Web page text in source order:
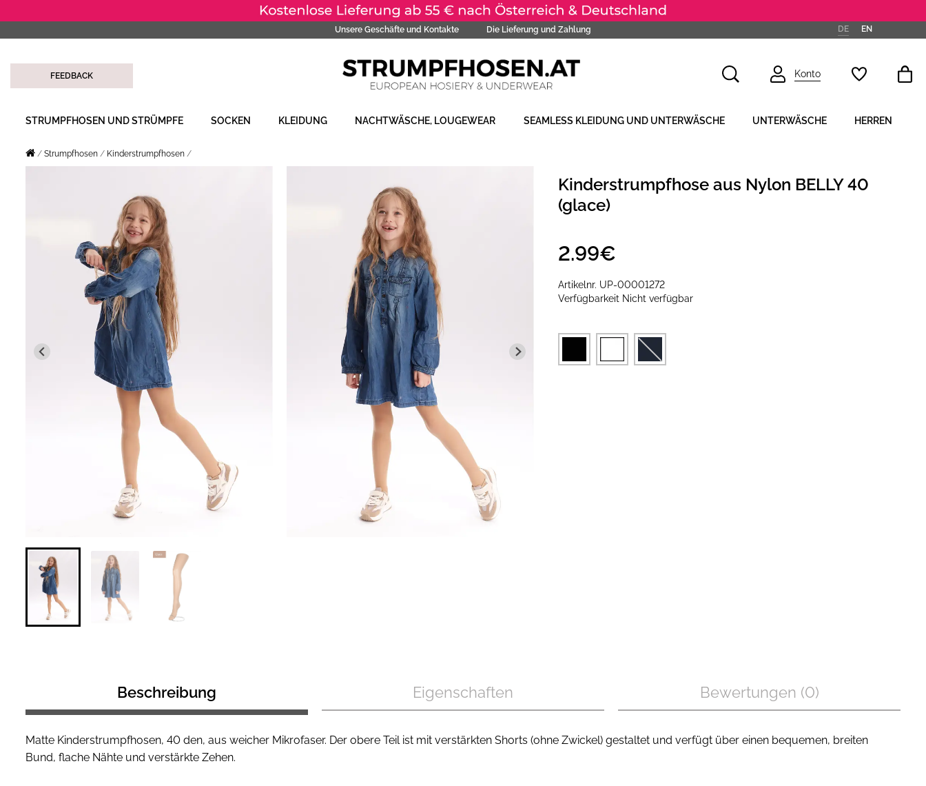
Unsere Geschäfte und Kontakte Die Lieferung und Zahlung DE EN
FEEDBACK Konto
STRUMPFHOSEN UND STRÜMPFE SOCKEN KLEIDUNG NACHTWÄSCHE, LOUGEWEAR SEAMLESS KLEIDUNG UND UNTERWÄSCHE UNTERWÄSCHE HERREN
Strumpfhosen Kinderstrumpfhosen
Kinderstrumpfhose aus Nylon BELLY 40
(glace)
Artikelnr. UP-00001272
Verfügbarkeit Nicht verfügbar
2.99€
Beschreibung Eigenschaften Bewertungen (0)
Matte Kinderstrumpfhosen, 40 den, aus weicher Mikrofaser. Der obere Teil ist mit verstärkten Shorts (ohne Zwickel) gestaltet und verfügt über einen bequemen, breiten
Bund, flache Nähte und verstärkte Zehen.